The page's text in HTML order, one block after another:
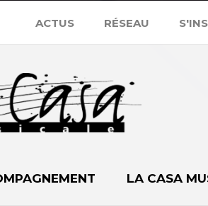
ACTUS RÉSEAU
LA CASA